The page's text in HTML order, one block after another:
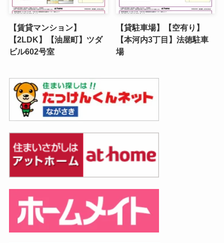
【賃貸マンション】
【2LDK】【油屋町】ツダ
ビル602号室
【貸駐車場】【空有り】
【本河内3丁目】法徳駐車
場